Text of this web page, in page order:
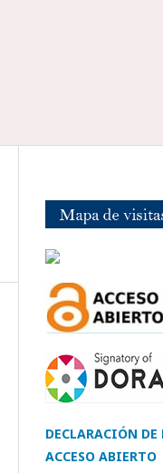
DECLARACIÓN DE
ACCESO ABIERTO